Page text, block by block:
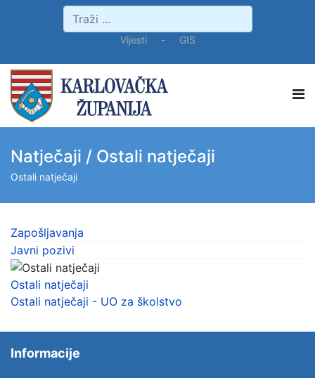
Vijesti- GIS
Natječaji / Ostali natječaji
Ostali natječaji
Zapošljavanja
Javni pozivi
Ostali natječaji
Ostali natječaji - UO za školstvo
Informacije